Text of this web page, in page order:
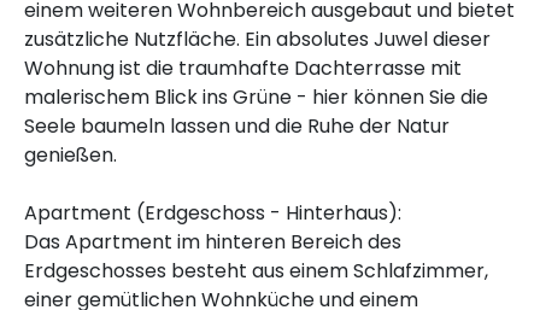
einem weiteren Wohnbereich ausgebaut und bietet
zusätzliche Nutzfläche. Ein absolutes Juwel dieser
Wohnung ist die traumhafte Dachterrasse mit
malerischem Blick ins Grüne - hier können Sie die
Seele baumeln lassen und die Ruhe der Natur
genießen.
Apartment (Erdgeschoss - Hinterhaus):
Das Apartment im hinteren Bereich des
Erdgeschosses besteht aus einem Schlafzimmer,
einer gemütlichen Wohnküche und einem